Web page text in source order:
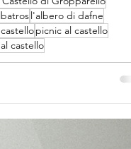
l'albero di dafne
picnic al castello
castello